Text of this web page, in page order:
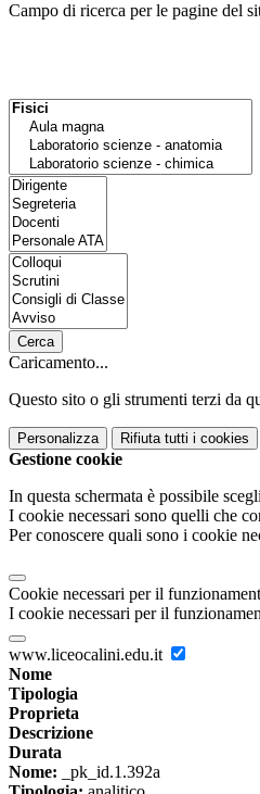
Campo di ricerca per le pagine del
Cerca
Caricamento...
Questo sito o gli strumenti terzi da
Personalizza Rifiuta tutti i cookies
Gestione cookie
In questa schermata è possibile
I cookie necessari sono quelli che
Per conoscere quali sono i cookie
Cookie necessari per il
I cookie necessari per il
www.liceocalini.edu.it
Nome
Tipologia
Proprieta
Descrizione
Durata
Nome: _pk_id.1.392a